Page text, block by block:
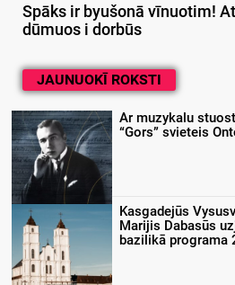
Spāks ir byušonā vīnuotim!
dūmuos i dorbūs
JAUNUOKĪ ROKSTI
Ar muzykalu
“Gors” svieteis
Kasgadejūs
Marijis Dabasūs
bazilikā programa